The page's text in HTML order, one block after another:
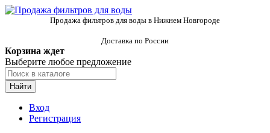
Продажа фильтров для воды в Нижнем Новгороде
Доставка по России
Корзина ждет
Выберите любое предложение
Найти
Вход
Регистрация